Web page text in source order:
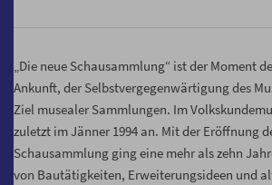
„Die neue Schausammlung“ ist der Moment
Ankunft, der Selbstvergegenwärtigung des
Ziel musealer Sammlungen. Im
zuletzt im Jänner 1994 an. Mit der Eröffnung
Schausammlung ging eine mehr als zehn
von Bautätigkeiten, Erweiterungsideen und